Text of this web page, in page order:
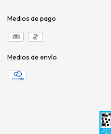
Medios de pago
Medios de envío